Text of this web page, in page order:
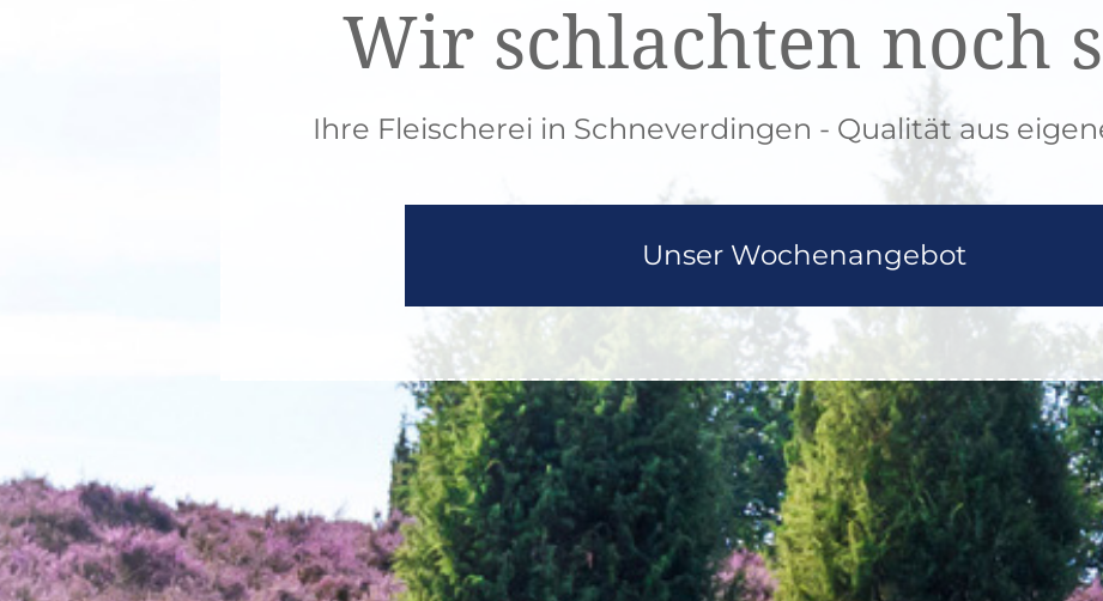
Wir schlachten noch
Ihre Fleischerei in Schneverdingen - Qualität aus
Unser Wochenangebot